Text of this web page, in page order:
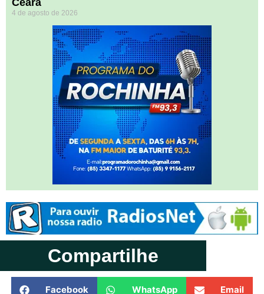
4 de agosto de 2026
Compartilhe
Facebook WhatsApp Email